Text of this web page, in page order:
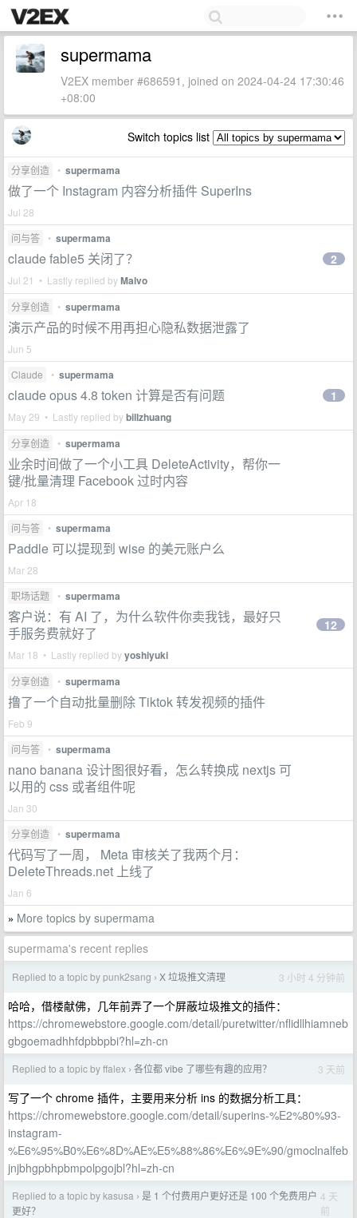
supermama
V2EX member #686591, joined on 2024-04-24 17:30:46
+08:00
Switch topics list
分享创造 • supermama
做了一个 Instagram 内容分析插件 SuperIns
Jul 28
问与答
• supermama
claude fable5 关闭了？
Jul 21 • Lastly replied byMalvo
2
分享创造 • supermama
演示产品的时候不用再担心隐私数据泄露了
Jun 5
Claude
• supermama
claude opus 4.8 token 计算是否有问题
May 29 • Lastly replied bybillzhuang
1
分享创造 • supermama
业余时间做了一个小工具 DeleteActivity，帮你一
键/批量清理 Facebook 过时内容
Apr 18
问与答
• supermama
Paddle 可以提现到 wise 的美元账户么
Mar 28
职场话题
• supermama
客户说：有 AI 了，为什么软件你卖我钱，最好只
手服务费就好了
Mar 18 • Lastly replied byyoshiyuki
12
分享创造 • supermama
撸了一个自动批量删除 Tiktok 转发视频的插件
Feb 9
问与答
• supermama
nano banana 设计图很好看，怎么转换成 nextjs 可
以用的 css 或者组件呢
Jan 30
分享创造
• supermama
代码写了一周， Meta 审核关了我两个月：
DeleteThreads.net 上线了
Jan 6
» More topics by supermama
supermama's recent replies
Replied to a topic by punk2sang › X 垃圾推文清理 3 小时 4 分钟前
哈哈，借楼献佛，几年前弄了一个屏蔽垃圾推文的插件：
https://chromewebstore.google.com/detail/puretwitter/nflidllhiamneb
gbgoemadhhfdpbbpbi?hl=zh-cn
Replied to a topic by ffalex › 各位都 vibe 了哪些有趣的应用？ 3 天前
写了一个 chrome 插件，主要用来分析 ins 的数据分析工具：
https://chromewebstore.google.com/detail/superins-%E2%80%93-
instagram-
%E6%95%B0%E6%8D%AE%E5%88%86%E6%9E%90/gmoclnalfeb
jnjbhgpbhpbmpolpgojbl?hl=zh-cn
Replied to a topic by kasusa › 是 1 个付费用户更好还是 100 个免费用户
更好？
4 天
前